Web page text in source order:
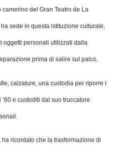
del Gran Teatro de La
sede in questa istituzione culturale,
oggetti personali utilizzati dalla
prima di salire sul palco.
calzature, una custodia per riporre i
e custoditi dal suo truccatore
ha ricordato che la trasformazione di